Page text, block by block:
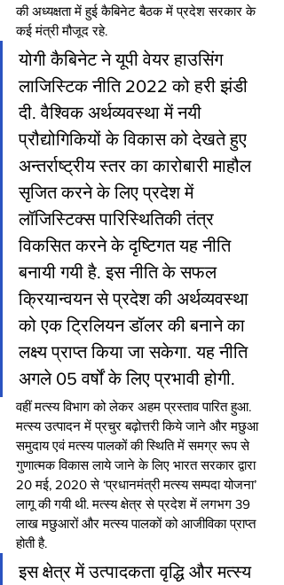
की अध्यक्षता में हुई कैबिनेट बैठक में प्रदेश सरकार के
कई मंत्री मौजूद रहे.
योगी कैबिनेट ने यूपी वेयर हाउसिंग
लाजिस्टिक नीति 2022 को हरी झंडी
दी. वैश्विक अर्थव्यवस्था में नयी
प्रौद्योगिकियों के विकास को देखते हुए
अन्तर्राष्ट्रीय स्तर का कारोबारी माहौल
सृजित करने के लिए प्रदेश में
लॉजिस्टिक्स पारिस्थितिकी तंत्र
विकसित करने के दृष्टिगत यह नीति
बनायी गयी है. इस नीति के सफल
क्रियान्वयन से प्रदेश की अर्थव्यवस्था
को एक ट्रिलियन डॉलर की बनाने का
लक्ष्य प्राप्त किया जा सकेगा. यह नीति
अगले 05 वर्षों के लिए प्रभावी होगी.
वहीं मत्स्य विभाग को लेकर अहम प्रस्ताव पारित हुआ.
मत्स्य उत्पादन में प्रचुर बढ़ोत्तरी किये जाने और मछुआ
समुदाय एवं मत्स्य पालकों की स्थिति में समग्र रूप से
गुणात्मक विकास लाये जाने के लिए भारत सरकार द्वारा
20 मई, 2020 से ‘प्रधानमंत्री मत्स्य सम्पदा योजना’
लागू की गयी थी. मत्स्य क्षेत्र से प्रदेश में लगभग 39
लाख मछुआरों और मत्स्य पालकों को आजीविका प्राप्त
होती है.
इस क्षेत्र में उत्पादकता वृद्धि और मत्स्य